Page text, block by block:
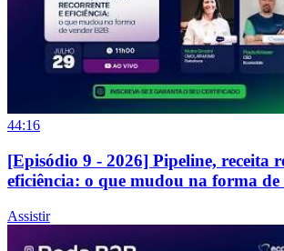
44:16
[Episódio 9 - 2026] Pipeline, receita
eficiência: o que mudou na forma
Assistir